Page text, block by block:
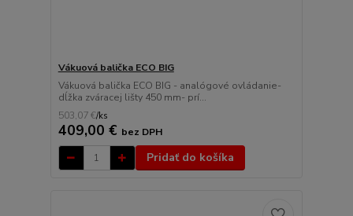
Vákuová balička ECO BIG
Vákuová balička ECO BIG - analógové ovládanie-
dĺžka zváracej lišty 450 mm- prí...
503,07 €/ks
409,00 € bez DPH
Pridať do košíka